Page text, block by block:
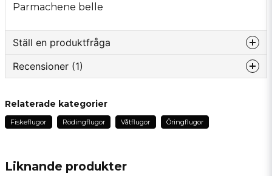
Liknande produkter
Parmachene belle
Ställ en produktfråga
question
Fråga oss något om denna produkten...
Recensioner (1)
Tommy
Ser fina ut =)
Relaterade kategorier
Fiskeflugor Rödingflugor Våtflugor Öringflugor